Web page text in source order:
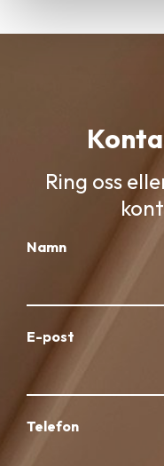
Ring oss
Namn
E-post
Telefon